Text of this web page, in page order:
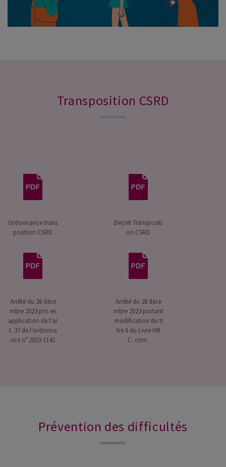
Transposition CSRD
Ordonnance trans
position CSRD
Decret Transpositi
on CSRD
Arrêté du 28 déce
mbre 2023 pris en
application de l'ar
t. 37 de l'ordonna
nce n° 2023-1142
Arrêté du 28 déce
mbre 2023 portant
modification du ti
tre II du Livre VIII
C. com.
Prévention des difficultés